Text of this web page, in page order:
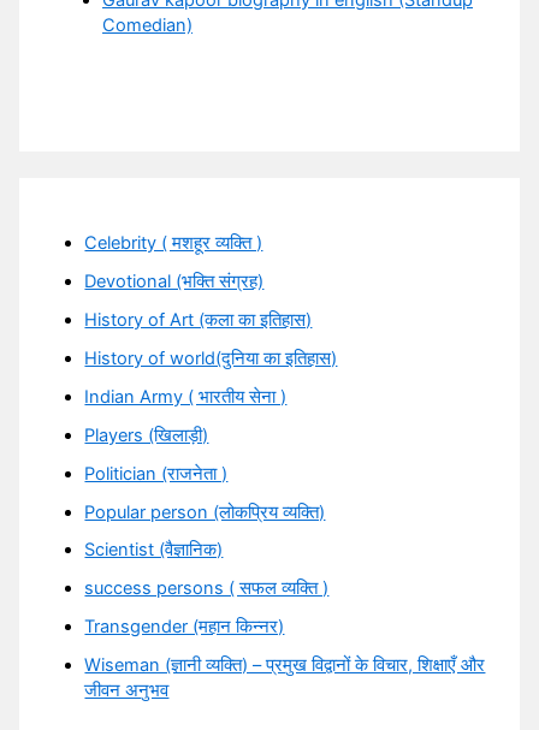
Comedian)
Celebrity ( मशहूर व्यक्ति )
Devotional (भक्ति संग्रह)
History of Art (कला का इतिहास)
History of world(दुनिया का इतिहास)
Indian Army ( भारतीय सेना )
Players (खिलाड़ी)
Politician (राजनेता )
Popular person (लोकप्रिय व्यक्ति)
Scientist (वैज्ञानिक)
success persons ( सफल व्यक्ति )
Transgender (महान किन्नर)
Wiseman (ज्ञानी व्यक्ति) – प्रमुख विद्वानों के विचार, शिक्षाएँ और
जीवन अनुभव